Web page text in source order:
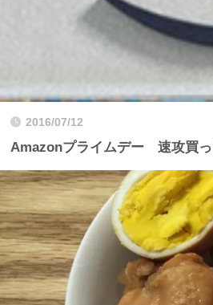
2016/07/12
Amazonプライムデー 速攻買っ